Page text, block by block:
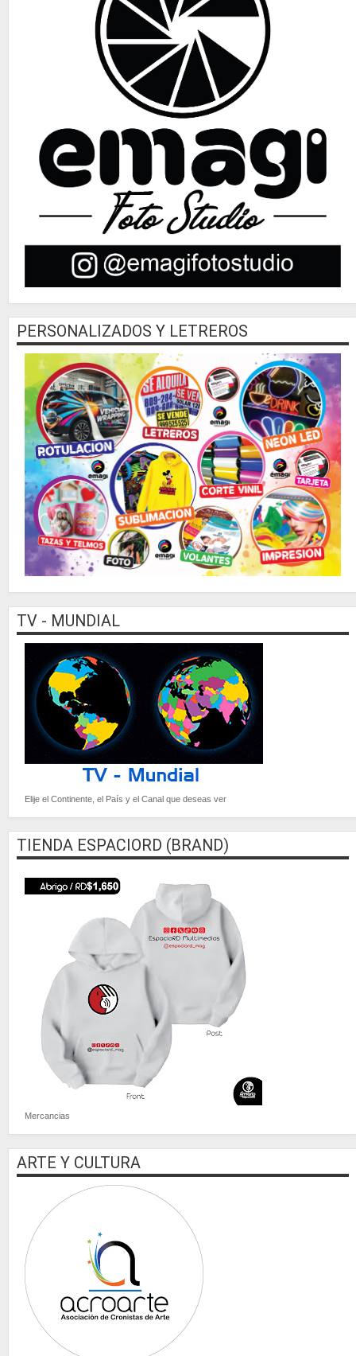
PERSONALIZADOS Y LETREROS
TV - MUNDIAL
Elije el Continente, el País y el Canal que deseas ver
TIENDA ESPACIORD (BRAND)
Mercancias
ARTE Y CULTURA